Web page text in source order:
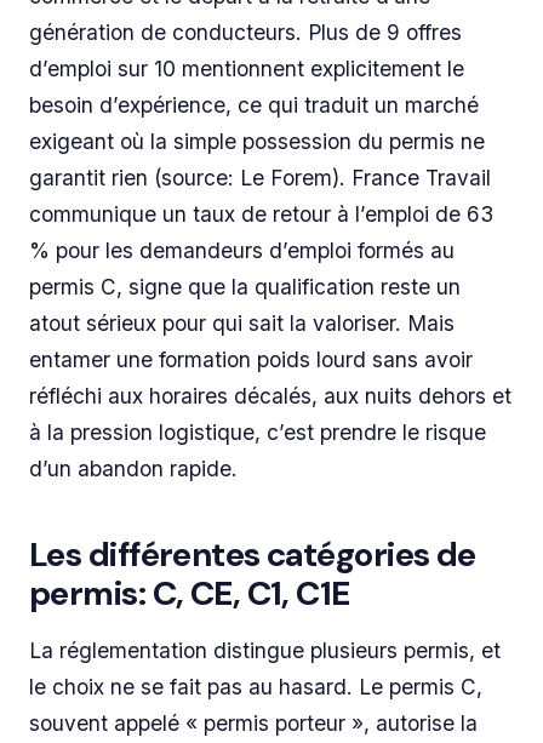
génération de conducteurs. Plus de 9 offres
d’emploi sur 10 mentionnent explicitement le
besoin d’expérience, ce qui traduit un marché
exigeant où la simple possession du permis ne
garantit rien (source: Le Forem). France Travail
communique un taux de retour à l’emploi de 63
% pour les demandeurs d’emploi formés au
permis C, signe que la qualification reste un
atout sérieux pour qui sait la valoriser. Mais
entamer une formation poids lourd sans avoir
réfléchi aux horaires décalés, aux nuits dehors et
à la pression logistique, c’est prendre le risque
d’un abandon rapide.
Les différentes catégories de
permis: C, CE, C1, C1E
La réglementation distingue plusieurs permis, et
le choix ne se fait pas au hasard. Le permis C,
souvent appelé « permis porteur », autorise la